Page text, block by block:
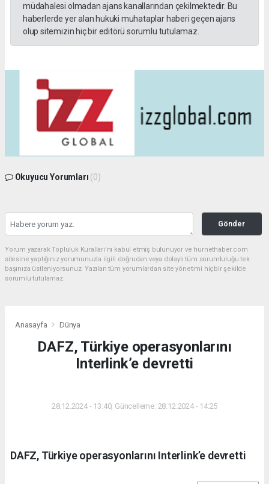
müdahalesi olmadan ajans kanallarından çekilmektedir. Bu
haberlerde yer alan hukuki muhataplar haberi geçen ajans
olup sitemizin hiç bir editörü sorumlu tutulamaz.
Okuyucu Yorumları (0)
Gönder
Yorum yazarak Topluluk Kuralları’nı kabul etmiş bulunuyor ve hurnethaber.com
sitesine yaptığınız yorumunuzla ilgili doğrudan veya dolaylı tüm sorumluluğu tek
başınıza üstleniyorsunuz. Yazılan tüm yorumlardan site yönetimi hiçbir şekilde
sorumlu tutulamaz.
Anasayfa Dünya
DAFZ, Türkiye operasyonlarını
Interlink’e devretti
28.12.2024 - 13:40, Güncelleme: 28.12.2024 - 14:25
DAFZ, Türkiye operasyonlarını Interlink’e devretti